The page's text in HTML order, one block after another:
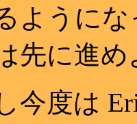
ように
先に進め
今度は